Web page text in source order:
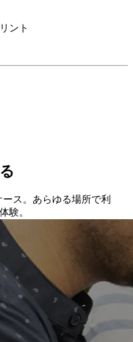
ント
ス。あらゆる場所で利
験。